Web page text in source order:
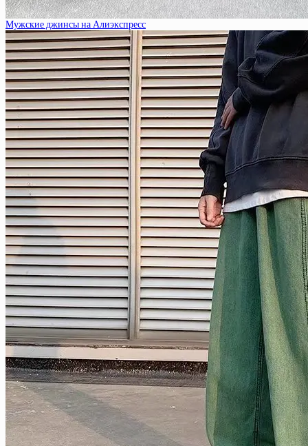
Мужские джинсы на Алиэкспресс